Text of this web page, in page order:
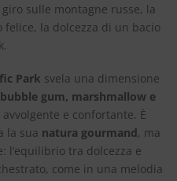
sulle montagne russe, la
la dolcezza di un bacio
Park svela una dimensione
gum, marshmallow e
e confortante. È
la sua natura gourmand, ma
l’equilibrio tra dolcezza e
come in una melodia